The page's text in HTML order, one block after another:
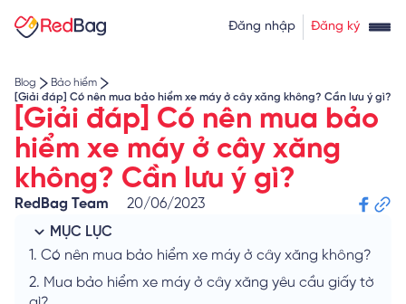
Đăng nhập Đăng ký
Tính lãi vay
Về chúng tôi
Blog
Bảo hiểm
[Giải đáp] Có nên mua bảo hiểm xe máy ở cây xăng không? Cần lưu ý gì?
[Giải đáp] Có nên mua bảo
hiểm xe máy ở cây xăng
không? Cần lưu ý gì?
RedBag Team
20/06/2023
MỤC LỤC
1. Có nên mua bảo hiểm xe máy ở cây xăng không?
2. Mua bảo hiểm xe máy ở cây xăng yêu cầu giấy tờ